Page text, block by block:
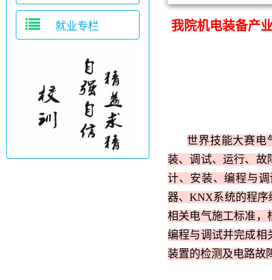
就业专栏 我院机电装备产
世界技能大赛电
装、调试、运行、故
计、安装、编程与
器、KNX系统的程序
相关电气施工标准，
编程与调试并完成相
装置的检测及电路故